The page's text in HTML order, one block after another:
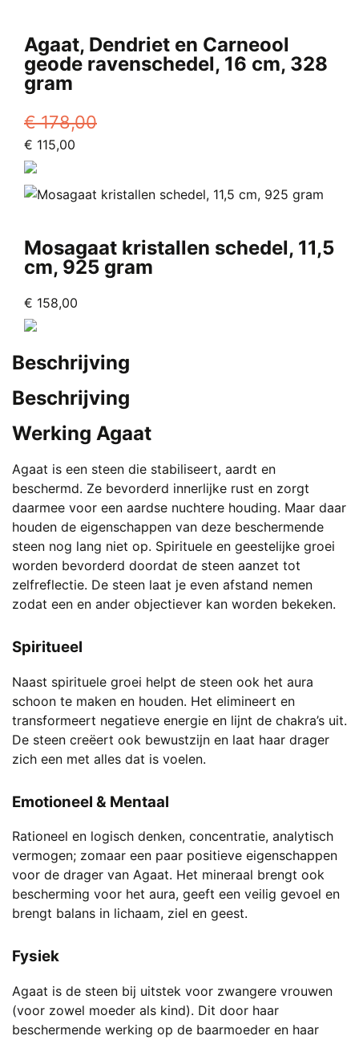
Agaat, Dendriet en Carneool
geode ravenschedel, 16 cm, 328
gram
€178,00
Oorspronkelijke
prijs
was:
€ 178,00.
€ 115,00
€ 115,00.
Mosagaat kristallen schedel, 11,5
cm, 925 gram
€ 158,00
Beschrijving
Beschrijving
Werking Agaat
Agaat is een steen die stabiliseert, aardt en
beschermd. Ze bevorderd innerlijke rust en zorgt
daarmee voor een aardse nuchtere houding. Maar daar
houden de eigenschappen van deze beschermende
steen nog lang niet op. Spirituele en geestelijke groei
worden bevorderd doordat de steen aanzet tot
zelfreflectie. De steen laat je even afstand nemen
zodat een en ander objectiever kan worden bekeken.
Spiritueel
Naast spirituele groei helpt de steen ook het aura
schoon te maken en houden. Het elimineert en
transformeert negatieve energie en lijnt de chakra’s uit.
De steen creëert ook bewustzijn en laat haar drager
zich een met alles dat is voelen.
Emotioneel & Mentaal
Rationeel en logisch denken, concentratie, analytisch
vermogen; zomaar een paar positieve eigenschappen
voor de drager van Agaat. Het mineraal brengt ook
bescherming voor het aura, geeft een veilig gevoel en
brengt balans in lichaam, ziel en geest.
Fysiek
Agaat is de steen bij uitstek voor zwangere vrouwen
(voor zowel moeder als kind). Dit door haar
beschermende werking op de baarmoeder en haar